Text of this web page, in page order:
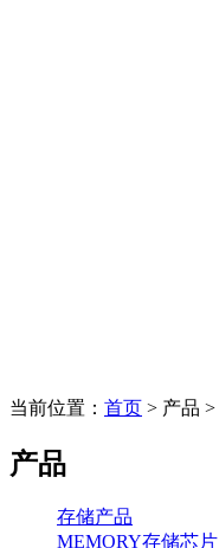
当前位置： 首页 > 产品 >
产品
存储产品
MEMORY存储芯片